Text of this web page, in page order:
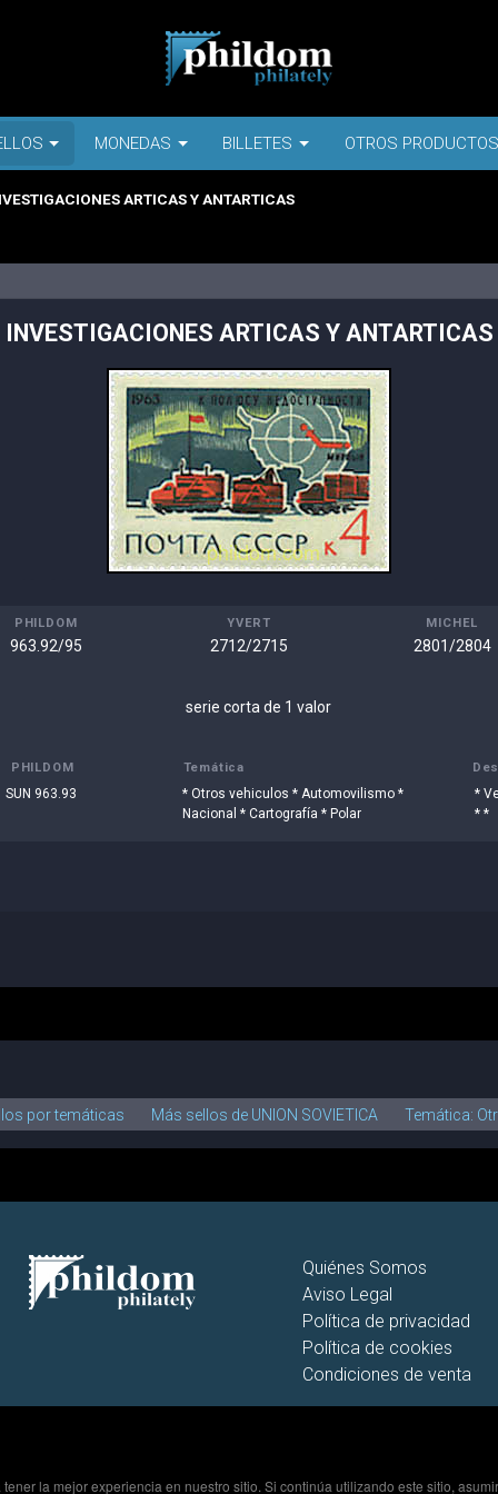
MONEDAS BILLETES OTROS PRODUCTOS
ARTICAS Y ANTARTICAS
INVESTIGACIONES ARTICAS Y ANTARTICAS
PHILDOM
963.92/95
YVERT
2712/2715
MICHEL
2801/2804
serie corta de 1 valor
PHILDOM Temática
SUN 963.93
* Otros vehiculos * Automovilismo *
Nacional * Cartografía * Polar
*
* *
por temáticas Más sellos de UNION SOVIETICA Temática:
Quiénes Somos
Aviso Legal
Política de privacidad
Política de cookies
Condiciones de venta